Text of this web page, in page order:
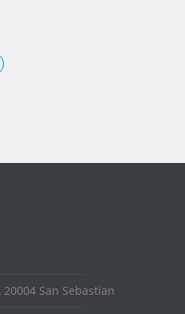
San Sebastian